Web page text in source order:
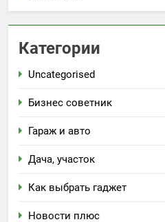
Категории
Uncategorised
Бизнес советник
Гараж и авто
Дача, участок
Как выбрать гаджет
Новости плюс